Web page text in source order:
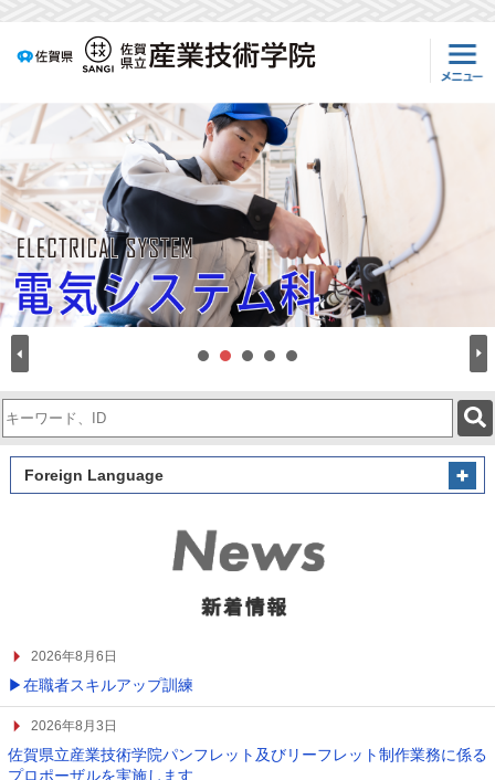
検
索
キ
ワ
Foreign Language
2026年8月6日
▶在職者スキルアップ訓練
2026年8月3日
佐賀県立産業技術学院パンフレット及びリーフレット制作業務に係る
プロポーザルを実施します